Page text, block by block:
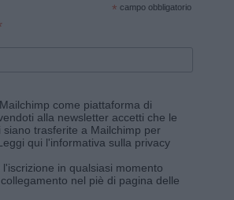
* campo obbligatorio
come piattaforma di
alla newsletter accetti che le
siano trasferite a Mailchimp per
qui l'informativa sulla privacy
in qualsiasi momento
nel piè di pagina delle